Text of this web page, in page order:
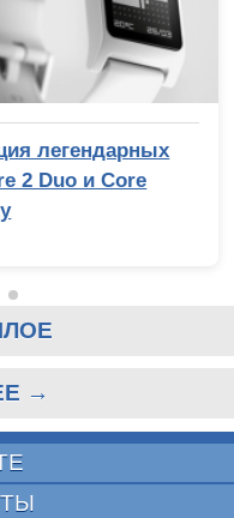
легендарных
2 Duo и Core
→